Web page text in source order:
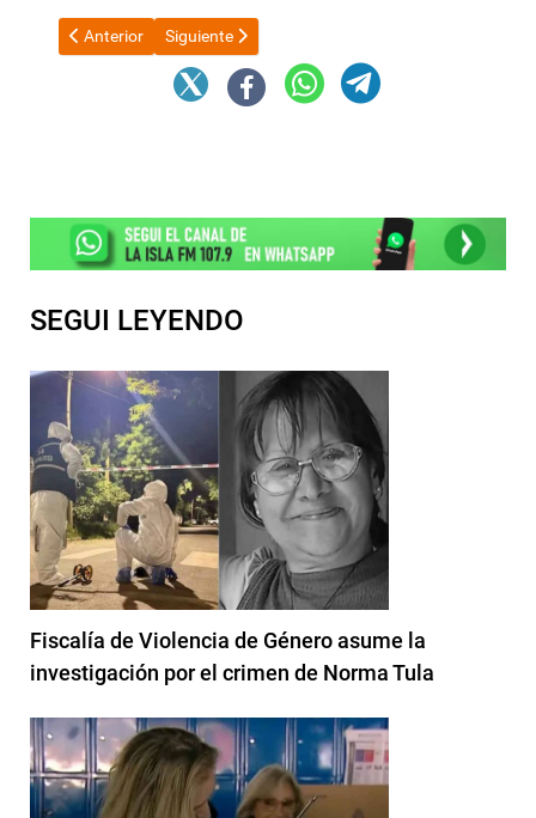
Artículo anterior: El Gobierno eliminó el "registro Moyano":
Anterior Artículo siguiente: Tras la advertencia de Milei,
Siguiente
SEGUI LEYENDO
Fiscalía de Violencia de Género asume la
investigación por el crimen de Norma Tula